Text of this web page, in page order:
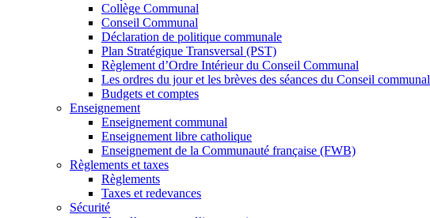
Collège Communal
Conseil Communal
Déclaration de politique communale
Plan Stratégique Transversal (PST)
Règlement d’Ordre Intérieur du Conseil Communal
Les ordres du jour et les brèves des séances du Conseil communal
Budgets et comptes
Enseignement
Enseignement communal
Enseignement libre catholique
Enseignement de la Communauté française (FWB)
Règlements et taxes
Règlements
Taxes et redevances
Sécurité